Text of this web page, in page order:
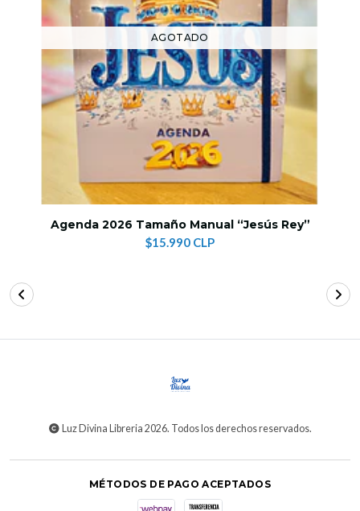
AGOTADO
Agenda 2026 Tamaño Manual “Jesús Rey”
$15.990 CLP
Luz Divina Libreria 2026. Todos los derechos reservados.
MÉTODOS DE PAGO ACEPTADOS